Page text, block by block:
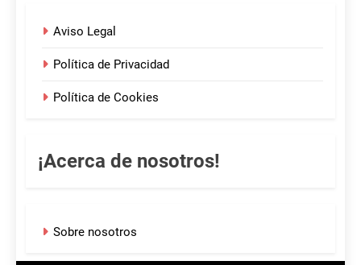
Aviso Legal
Política de Privacidad
Política de Cookies
¡Acerca de nosotros!
Sobre nosotros